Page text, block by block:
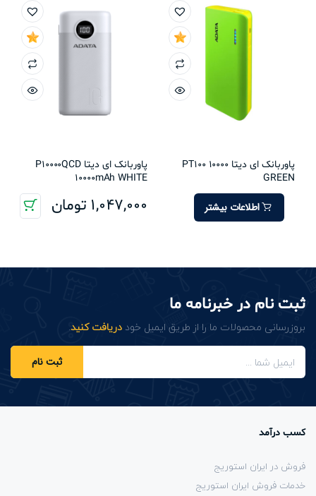
پاوربانک ای دیتا PT100 10000
GREEN
اطلاعات بیشتر
پاوربانک ای دیتا P10000QCD
10000mAh WHITE
1,047,000 تومان
ثبت نام در خبرنامه ما
بروزرسانی محصولات ما را از طریق ایمیل خود دریافت کنید.
ثبت نام
کسب درآمد
فروش در ایران استوریج
خدمات فروش ایران استوریج